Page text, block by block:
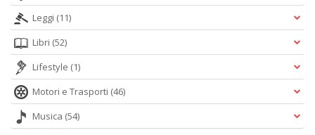
Leggi (11)
Libri (52)
Lifestyle (1)
Motori e Trasporti (46)
Musica (54)